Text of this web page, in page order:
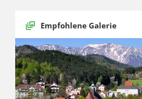
Empfohlene Galerie